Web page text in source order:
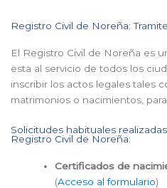
Registro Civil de Noreña:
El Registro Civil de Noreña es
esta al servicio de todos los
inscribir los actos legales tales
matrimonios o nacimientos,
Solicitudes habituales
Registro Civil de Noreña:
Certificados de
(Acceso al formulario)